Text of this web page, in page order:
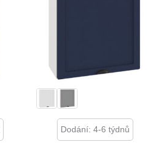
Dodání: 4-6 týdnů